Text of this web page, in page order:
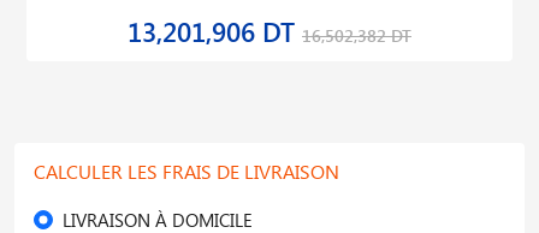
13,201,906 DT 16,502,382 DT
CALCULER LES FRAIS DE LIVRAISON
LIVRAISON À DOMICILE